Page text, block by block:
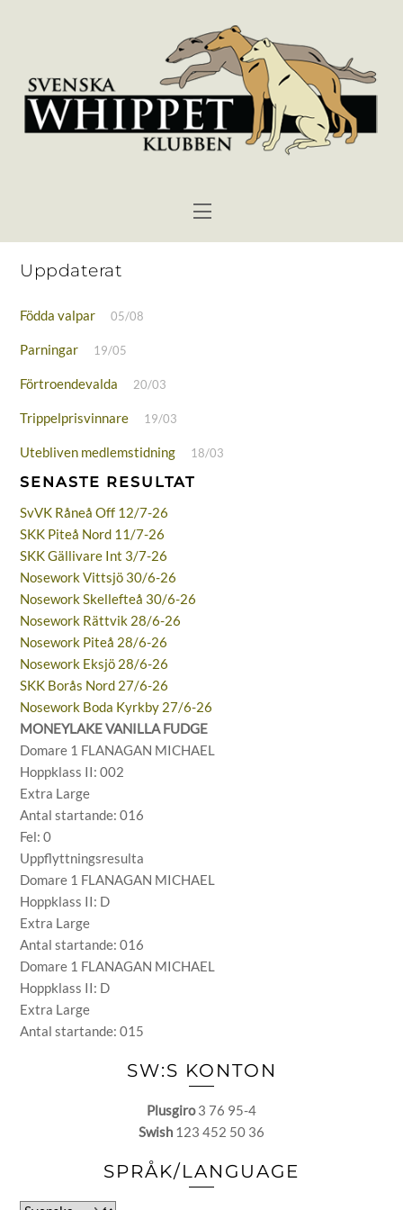
Menu
Uppdaterat
Födda valpar 05/08
Parningar 19/05
Förtroendevalda 20/03
Trippelprisvinnare 19/03
Utebliven medlemstidning 18/03
SENASTE RESULTAT
SvVK Råneå Off 12/7-26
SKK Piteå Nord 11/7-26
SKK Gällivare Int 3/7-26
Nosework Vittsjö 30/6-26
Nosework Skellefteå 30/6-26
Nosework Rättvik 28/6-26
Nosework Piteå 28/6-26
Nosework Eksjö 28/6-26
SKK Borås Nord 27/6-26
Nosework Boda Kyrkby 27/6-26
MONEYLAKE VANILLA FUDGE
Domare 1 FLANAGAN MICHAEL
Hoppklass II: 002
Extra Large
Antal startande: 016
Fel: 0
Uppflyttningsresulta
Domare 1 FLANAGAN MICHAEL
Hoppklass II: D
Extra Large
Antal startande: 016
Domare 1 FLANAGAN MICHAEL
Hoppklass II: D
Extra Large
Antal startande: 015
SW:S KONTON
Plusgiro3 76 95-4
Swish 123 452 50 36
SPRÅK/LANGUAGE